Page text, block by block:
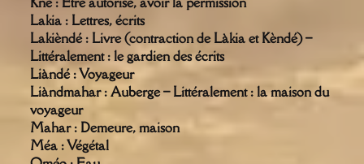
Lakia : Lettres, écrits
Lakièndé : Livre (contraction de Làkia et Kèndé) –
Littéralement : le gardien des écrits
Liàndé : Voyageur
Liàndmahar : Auberge – Littéralement : la maison du
voyageur
Mahar : Demeure, maison
Méa : Végétal